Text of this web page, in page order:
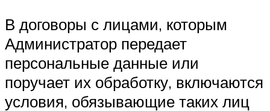
В договоры с лицами, которым
Администратор передает
персональные данные или
поручает их обработку, включаются
условия, обязывающие таких лиц